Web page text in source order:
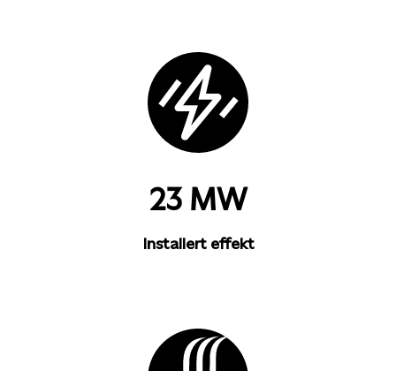
23 MW
Installert effekt